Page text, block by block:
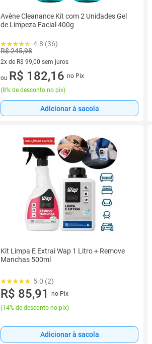
Avène Cleanance Kit com 2 Unidades Gel
de Limpeza Facial 400g
4.8 (36)
R$ 245,98
2x de R$ 99,00 sem juros
2 vez de R$ 99,00 sem juros
ou R$ 182,16 no Pix
(8% de desconto no pix)
Adicionar à sacola
Kit Limpa E Extrai Wap 1 Litro + Remove
Manchas 500ml
5.0 (2)
R$ 85,91
no Pix
(14% de desconto no pix)
Adicionar à sacola